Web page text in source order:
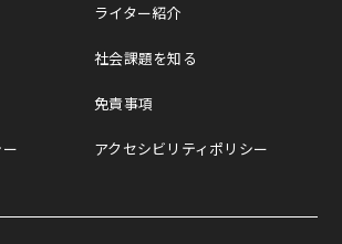
ライター紹介
社会課題を知る
免責事項
アクセシビリティポリシー